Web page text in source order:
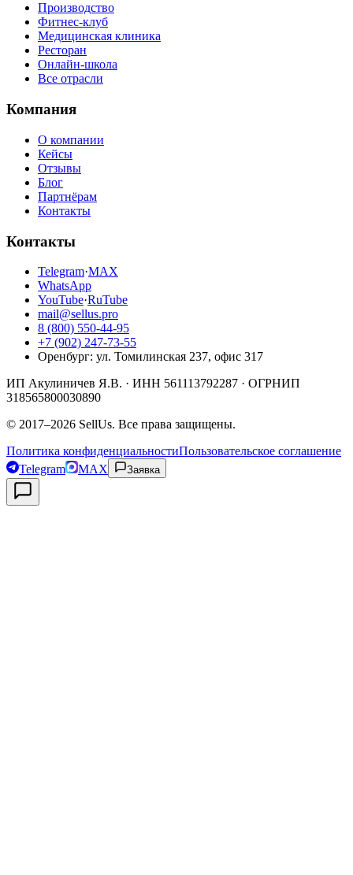
Производство
Фитнес-клуб
Медицинская клиника
Ресторан
Онлайн-школа
Все отрасли
Компания
О компании
Кейсы
Отзывы
Блог
Партнёрам
Контакты
Контакты
Telegram·MAX
WhatsApp
YouTube·RuTube
mail@sellus.pro
8 (800) 550-44-95
+7 (902) 247-73-55
Оренбург: ул. Томилинская 237, офис 317
ИП Акулиничев Я.В. · ИНН 561113792287 · ОГРНИП
318565800030890
© 2017–2026 SellUs. Все права защищены.
Политика конфиденциальностиПользовательское соглашение
Telegram
MAX Заявка